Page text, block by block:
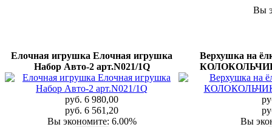
Вы
Елочная игрушка Елочная игрушка
Набор Авто-2 арт.N021/1Q
руб. 6 980,00
руб. 6 561,20
Вы экономите: 6.00%
Верхушка на
Вы